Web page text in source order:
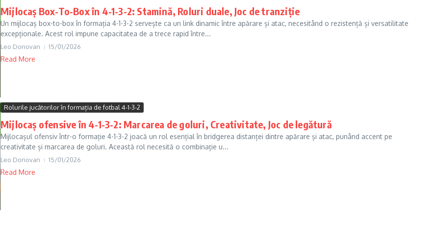
Mijlocaș Box-To-Box în 4-1-3-2: Stamină, Roluri duale, Joc de tranziție
Un mijlocaș box-to-box în formația 4-1-3-2 servește ca un link dinamic între apărare și atac, necesitând o rezistență și versatilitate
excepționale. Acest rol impune capacitatea de a trece rapid între...
Leo Donovan 15/01/2026
Read More
Rolurile jucătorilor în formația de fotbal 4-1-3-2
Mijlocaș ofensive în 4-1-3-2: Marcarea de goluri, Creativitate, Joc de legătură
Mijlocașul ofensiv într-o formație 4-1-3-2 joacă un rol esențial în bridgerea distanței dintre apărare și atac, punând accent pe
creativitate și marcarea de goluri. Această rol necesită o combinație u...
Leo Donovan 15/01/2026
Read More